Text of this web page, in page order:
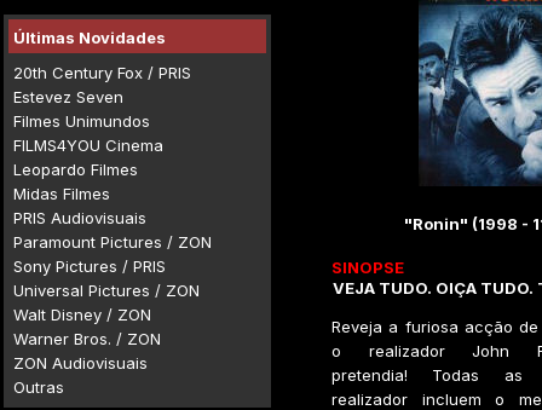
Últimas Novidades
20th Century Fox / PRIS
Estevez Seven
Filmes Unimundos
FILMS4YOU Cinema
Leopardo Filmes
Midas Filmes
PRIS Audiovisuais
Paramount Pictures / ZON
Sony Pictures / PRIS
Universal Pictures / ZON
Walt Disney / ZON
Warner Bros. / ZON
ZON Audiovisuais
Outras
"Ronin" (1998 -
SINOPSE
VEJA TUDO. OIÇA TUDO.
Reveja a furiosa acção
o realizador John
pretendia! Todas as
realizador incluem o